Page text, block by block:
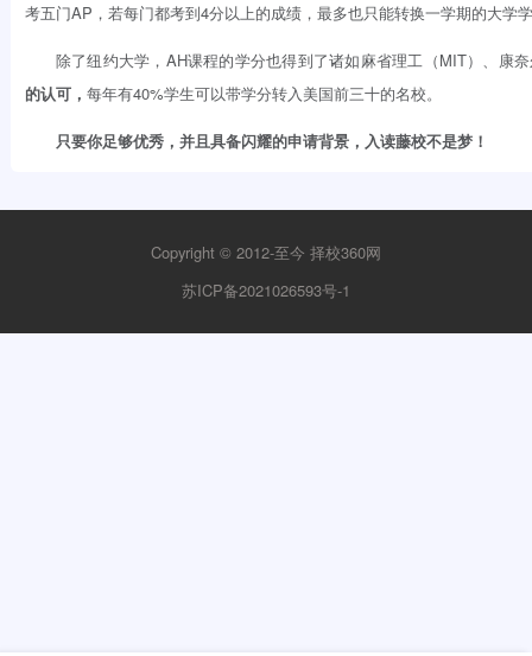
考五门AP，若每门都考到4分以上的成绩，最多也只能转换一学期的大学
除了纽约大学，AH课程的学分也得到了诸如麻省理工（MIT）、康
的认可， 每年有40%学生可以带学分转入美国前三十的名校。
只要你足够优秀，并且具备闪耀的申请背景，入读藤校不是梦！
Copyright © 2012-至今 择校360网
苏ICP备2021026593号-1